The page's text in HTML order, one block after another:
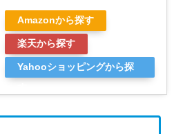
Amazonから探す
楽天から探す
Yahooショッピングから探